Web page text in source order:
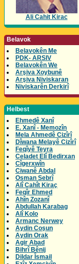
Ali Cahit Kirac
Belavok
Belavokên Me
PDK- ARSIV
Belavokên We
Arşiva Xoybunê
Arşiva Niviskaran
Niviskarên Derkirî
Helbest
Ehmedê Xanî
E. Xanî - Memozîn
Mela Ahmedê Cizîrî
Dîwana Melayê Cizîrî
Feqîyê Teyra
Celadet Elî Bedirxan
Cîgerxwîn
Ciwanê Abdal
Osman Sebrî
Alî Cahît Kiraç
Feqîr Ehmed
Ahîn Zozanî
Abdullah Karabag
Alî Kolo
Armanc Nerwey
Aydin Coşun
Aydin Orak
Agir Abad
Bihrî Bênij
Dildar Îsmail